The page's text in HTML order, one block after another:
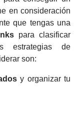
en consideración
que tengas una
para clasificar
estrategias de
son:
y organizar tu